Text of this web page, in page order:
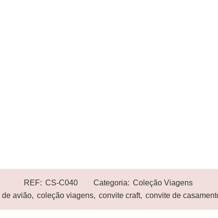
REF: CS-C040 Categoria: Coleção Viagens
de avião, coleção viagens, convite craft, convite de